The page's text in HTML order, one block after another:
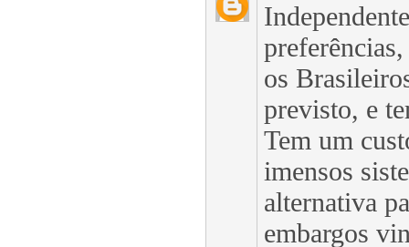
os
previsto, e
Tem um
imensos
alternativa
embargos